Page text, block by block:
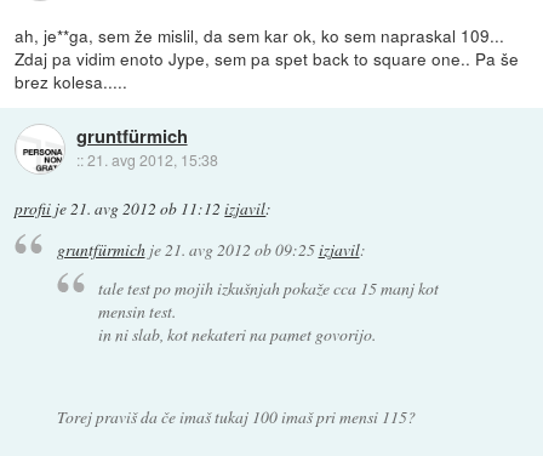
ah, je**ga, sem že mislil, da sem kar ok, ko sem napraskal 109...
Zdaj pa vidim enoto Jype, sem pa spet back to square one.. Pa še
brez kolesa.....
gruntfürmich
::21. avg 2012, 15:38
profii je21. avg 2012 ob 11:12 izjavil:
gruntfürmichje 21. avg 2012 ob 09:25izjavil:
tale test po mojih izkušnjah pokaže cca 15 manj kot
mensin test.
in ni slab, kot nekateri na pamet govorijo.
Torej praviš da če imaš tukaj 100 imaš pri mensi 115?